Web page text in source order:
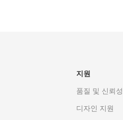
지원
품질 및 신뢰성
디자인 지원